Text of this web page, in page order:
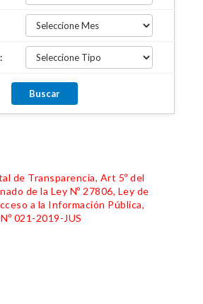
de Transparencia, Art 5º del
de la Ley Nº 27806, Ley de
a la Información Pública,
021-2019-JUS